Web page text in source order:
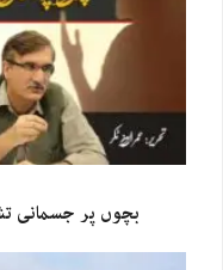
بچوں پر جسمانی